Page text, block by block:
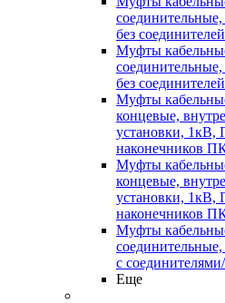
без
Муфты
без
Муфты
концевые,
установки,
наконечников
Муфты
концевые,
установки,
наконечников
Муфты
с
Еще